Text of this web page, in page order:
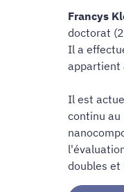
Francys
doctorat
Il a
appartient
Il est
continu au
doubles et